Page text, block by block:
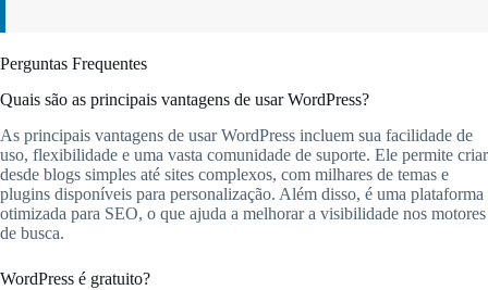
Perguntas Frequentes
Quais são as principais vantagens de usar WordPress?
As principais vantagens de usar WordPress incluem sua facilidade de
uso, flexibilidade e uma vasta comunidade de suporte. Ele permite criar
desde blogs simples até sites complexos, com milhares de temas e
plugins disponíveis para personalização. Além disso, é uma plataforma
otimizada para SEO, o que ajuda a melhorar a visibilidade nos motores
de busca.
WordPress é gratuito?